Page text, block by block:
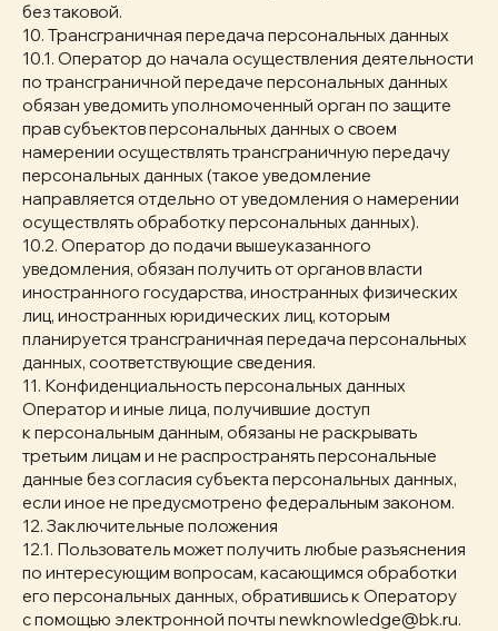
без таковой.
10. Трансграничная передача персональных данных
10.1. Оператор до начала осуществления деятельности
по трансграничной передаче персональных данных
обязан уведомить уполномоченный орган по защите
прав субъектов персональных данных о своем
намерении осуществлять трансграничную передачу
персональных данных (такое уведомление
направляется отдельно от уведомления о намерении
осуществлять обработку персональных данных).
10.2. Оператор до подачи вышеуказанного
уведомления, обязан получить от органов власти
иностранного государства, иностранных физических
лиц, иностранных юридических лиц, которым
планируется трансграничная передача персональных
данных, соответствующие сведения.
11. Конфиденциальность персональных данных
Оператор и иные лица, получившие доступ
к персональным данным, обязаны не раскрывать
третьим лицам и не распространять персональные
данные без согласия субъекта персональных данных,
если иное не предусмотрено федеральным законом.
12. Заключительные положения
12.1. Пользователь может получить любые разъяснения
по интересующим вопросам, касающимся обработки
его персональных данных, обратившись к Оператору
с помощью электронной почты newknowledge@bk.ru.